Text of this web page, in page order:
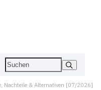
Nachteile & Alternativen [07/2026]